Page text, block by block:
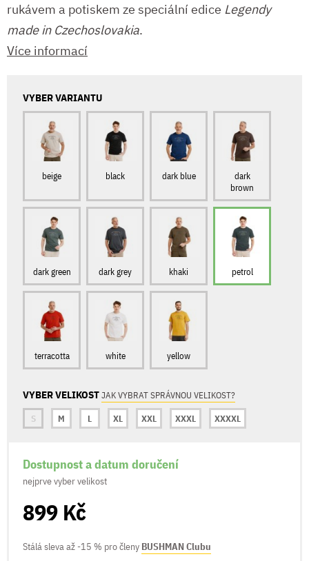
rukávem a potiskem ze speciální edice Legendy
made in Czechoslovakia.
Více informací
VYBER VARIANTU
beige black dark blue
dark
brown
dark green dark grey khaki petrol
terracotta white yellow
VYBER VELIKOSTJAK VYBRAT SPRÁVNOU VELIKOST?
S
M L XL XXL XXXL XXXXL
Dostupnost a datum doručení
nejprve vyber velikost
899 Kč
Stálá sleva až -15 % pro členy BUSHMAN Clubu